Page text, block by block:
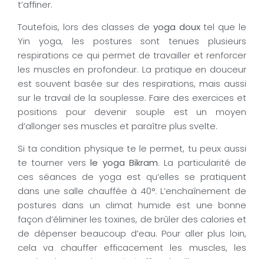
t’affiner.
Toutefois, lors des classes de yoga douxtel que le
Yin yoga, les postures sont tenues plusieurs
respirations ce qui permet de travailler et renforcer
les muscles en profondeur. La pratique en douceur
est souvent basée sur des respirations, mais aussi
sur le travail de la souplesse. Faire des exercices et
positions pour devenir souple est un moyen
d’allonger ses muscles et paraître plus svelte.
Si ta condition physique te le permet, tu peux aussi
te tourner versle yoga Bikram. La particularité de
ces séances de yoga est qu’elles se pratiquent
dans une salle chauffée à 40°. L’enchaînement de
postures dans un climat humide est une bonne
façon d’éliminer les toxines, de brûler des calories et
de dépenser beaucoup d’eau. Pour aller plus loin,
cela va chauffer efficacement les muscles, les